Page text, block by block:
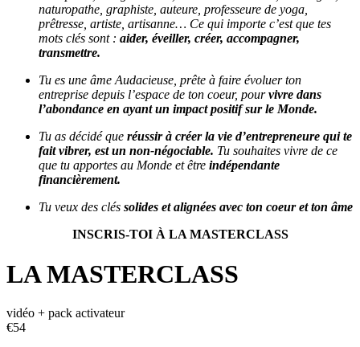
naturopathe, graphiste, auteure, professeure de yoga,
prêtresse, artiste, artisanne… Ce qui importe c’est que tes
mots clés sont : aider, éveiller, créer, accompagner,
transmettre.
Tu es une âme Audacieuse, prête à faire évoluer ton
entreprise depuis l’espace de ton coeur, pourvivre dans
l’abondance en ayant un impact positif sur le Monde.
Tu as décidé que réussir à créer la vie d’entrepreneure qui te
fait vibrer, est un non-négociable. Tu souhaites vivre de ce
que tu apportes au Monde et être indépendante
financièrement.
Tu veux des clés solides et alignées avec ton coeur et ton âme
INSCRIS-TOI À LA MASTERCLASS
LA MASTERCLASS
vidéo + pack activateur
€54